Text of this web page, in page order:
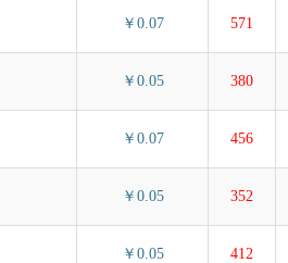
￥0.07 571
￥0.05 380
￥0.07 456
￥0.05 352
￥0.05 412